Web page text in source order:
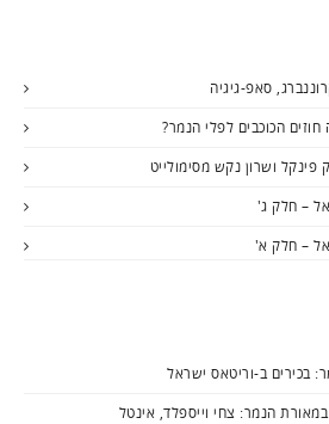
סאפ-גיגיה
הכוכבים לפלי הנמר?
ושרון נקש מסימולייט
בכירים ב-וריטאס ישראל
הנמר: צחי וייספלד, אינטל